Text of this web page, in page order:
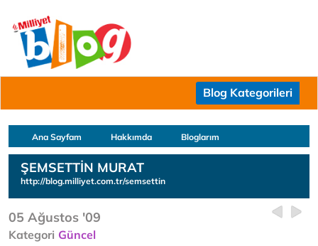
Blog Kategorileri
Ana Sayfam Hakkımda Bloglarım
ŞEMSETTİN MURAT
http://blog.milliyet.com.tr/semsettin
05 Ağustos '09
Kategori Güncel